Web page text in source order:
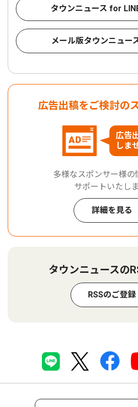
タウンニュース for
メール版タウンニュー
広告出稿をご検討の
広告
しま
多様なスポンサー様の
サポートいたしま
詳細を見る
タウンニュースの
RSSのご登録